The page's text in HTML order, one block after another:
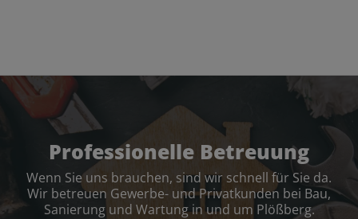
Professionelle Betreuung
Wenn Sie uns brauchen, sind wir schnell für Sie da.
Wir betreuen Gewerbe- und Privatkunden bei Bau,
Sanierung und Wartung in und um Plößberg.